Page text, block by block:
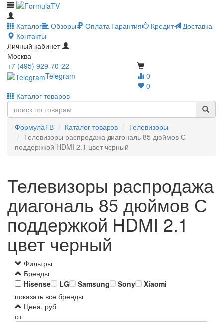
Каталог Обзоры Оплата Гарантия Кредит
Доставка
Контакты
Личный кабинет
Москва
0
0
+7 (495) 929-70-22
Telegram
Каталог товаров
ФормулаТВ Каталог товаров
Телевизоры
Телевизоры распродажа диагональ 85 дюймов С
поддержкой HDMI 2.1 цвет черный
Телевизоры распродажа
диагональ 85 дюймов С
поддержкой HDMI 2.1
цвет черный
Фильтры
Бренды
Hisense
LG Samsung Sony
Xiaomi
показать все бренды
Цена, руб
от